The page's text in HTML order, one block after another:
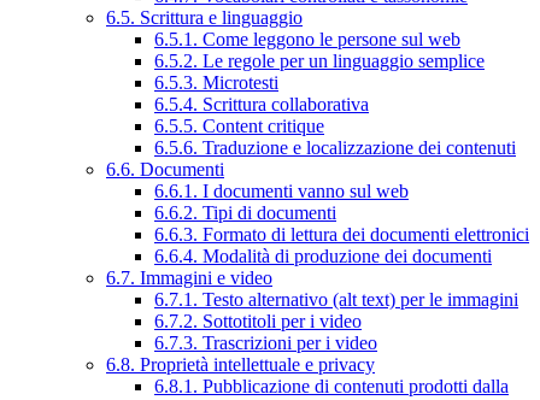
6.5. Scrittura e linguaggio
6.5.1. Come leggono le persone sul web
6.5.2. Le regole per un linguaggio semplice
6.5.3. Microtesti
6.5.4. Scrittura collaborativa
6.5.5. Content critique
6.5.6. Traduzione e localizzazione dei contenuti
6.6. Documenti
6.6.1. I documenti vanno sul web
6.6.2. Tipi di documenti
6.6.3. Formato di lettura dei documenti elettronici
6.6.4. Modalità di produzione dei documenti
6.7. Immagini e video
6.7.1. Testo alternativo (alt text) per le immagini
6.7.2. Sottotitoli per i video
6.7.3. Trascrizioni per i video
6.8. Proprietà intellettuale e privacy
6.8.1. Pubblicazione di contenuti prodotti dalla